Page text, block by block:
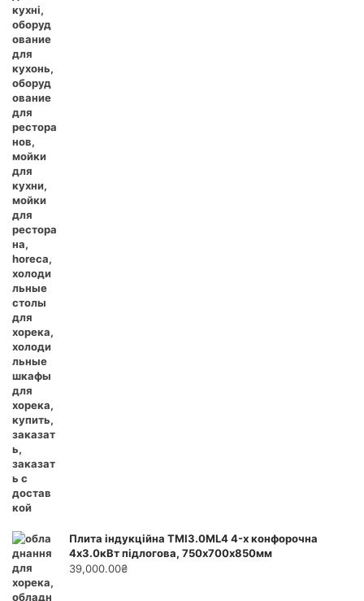
Плита індукційна ТМІ3.0ML4 4-х конфорочна
4х3.0кВт підлогова, 750х700х850мм
39,000.00₴